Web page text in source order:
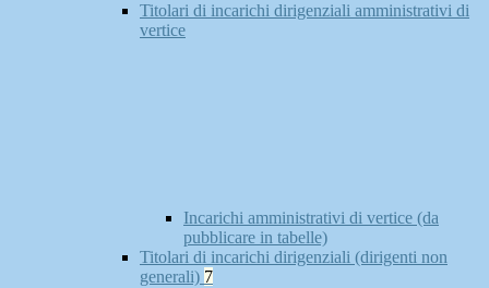
Titolari di incarichi dirigenziali amministrativi di
vertice
Incarichi amministrativi di vertice (da
pubblicare in tabelle)
Titolari di incarichi dirigenziali (dirigenti non
generali) 7